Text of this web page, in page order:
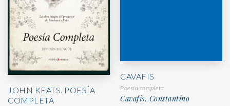
JOHN KEATS. POESÍA
COMPLETA
CAVAFIS
Poesía completa
Cavafis, Constantino